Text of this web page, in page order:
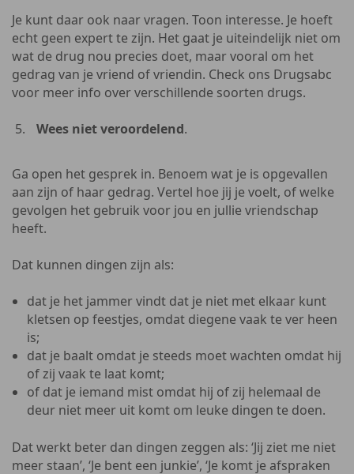
Je kunt daar ook naar vragen. Toon interesse. Je hoeft
echt geen expert te zijn. Het gaat je uiteindelijk niet om
wat de drug nou precies doet, maar vooral om het
gedrag van je vriend of vriendin. Check ons Drugsabc
voor meer info over verschillende soorten drugs.
Wees niet veroordelend.
Ga open het gesprek in. Benoem wat je is opgevallen
aan zijn of haar gedrag. Vertel hoe jij je voelt, of welke
gevolgen het gebruik voor jou en jullie vriendschap
heeft.
Dat kunnen dingen zijn als:
dat je het jammer vindt dat je niet met elkaar kunt
kletsen op feestjes, omdat diegene vaak te ver heen
is;
dat je baalt omdat je steeds moet wachten omdat hij
of zij vaak te laat komt;
of dat je iemand mist omdat hij of zij helemaal de
deur niet meer uit komt om leuke dingen te doen.
Dat werkt beter dan dingen zeggen als: ‘Jij ziet me niet
meer staan’, ‘Je bent een junkie’, ‘Je komt je afspraken